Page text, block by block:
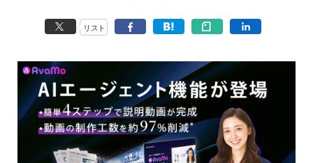
リスト